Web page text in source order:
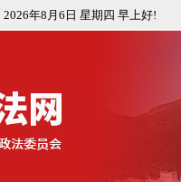
2026年8月6日 星期四 早上好!